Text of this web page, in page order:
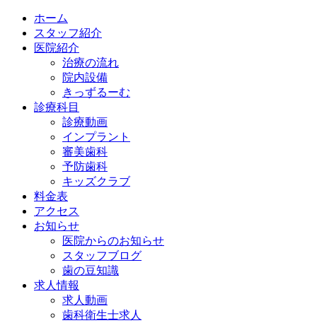
ホーム
スタッフ紹介
医院紹介
治療の流れ
院内設備
きっずるーむ
診療科目
診療動画
インプラント
審美歯科
予防歯科
キッズクラブ
料金表
アクセス
お知らせ
医院からのお知らせ
スタッフブログ
歯の豆知識
求人情報
求人動画
歯科衛生士求人